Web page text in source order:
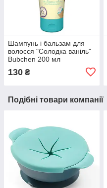
Шампунь і бальзам для
волосся "Солодка ваніль"
Bubchen 200 мл
130 ₴
Подібні товари компанії